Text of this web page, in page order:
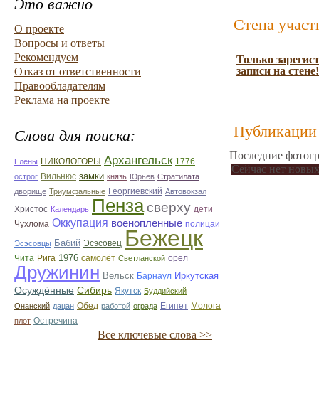
Это важно
О проекте
Вопросы и ответы
Рекомендуем
Отказ от ответственности
Правообладателям
Реклама на проекте
Слова для поиска:
Елены НИКОЛОГОРЫ Архангельск 1776
острог Вильнюс замки князь Юрьев Стратилата
дворище Триумфальные Георгиевский Автовокзал
Христос Календарь Пензасверху дети
Чухлома Оккупация военопленные полицаи
Эсэсовцы Бабий Эсэсовец Бежецк
Чита Рига 1976 самолёт Светланской орел
Дружинин Вельск Барнаул Иркутская
Осуждённые Сибирь Якутск Буддийский
Онанский дацан Обед работой ограда Египет Молога
плот Остречина
Все ключевые слова >>
Стена
Только
записи на стене!
Публикации
Последние
Сейчас нет